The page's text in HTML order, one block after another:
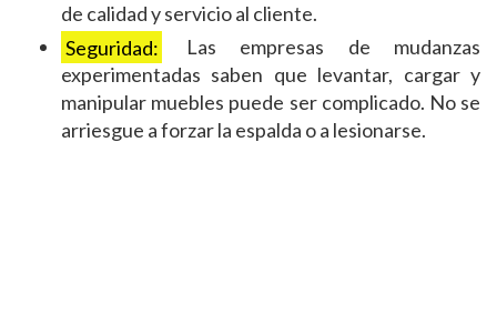
de calidad y servicio al cliente.
Seguridad:
Las empresas de mudanzas
experimentadas saben que levantar, cargar y
manipular muebles puede ser complicado. No se
arriesgue a forzar la espalda o a lesionarse.